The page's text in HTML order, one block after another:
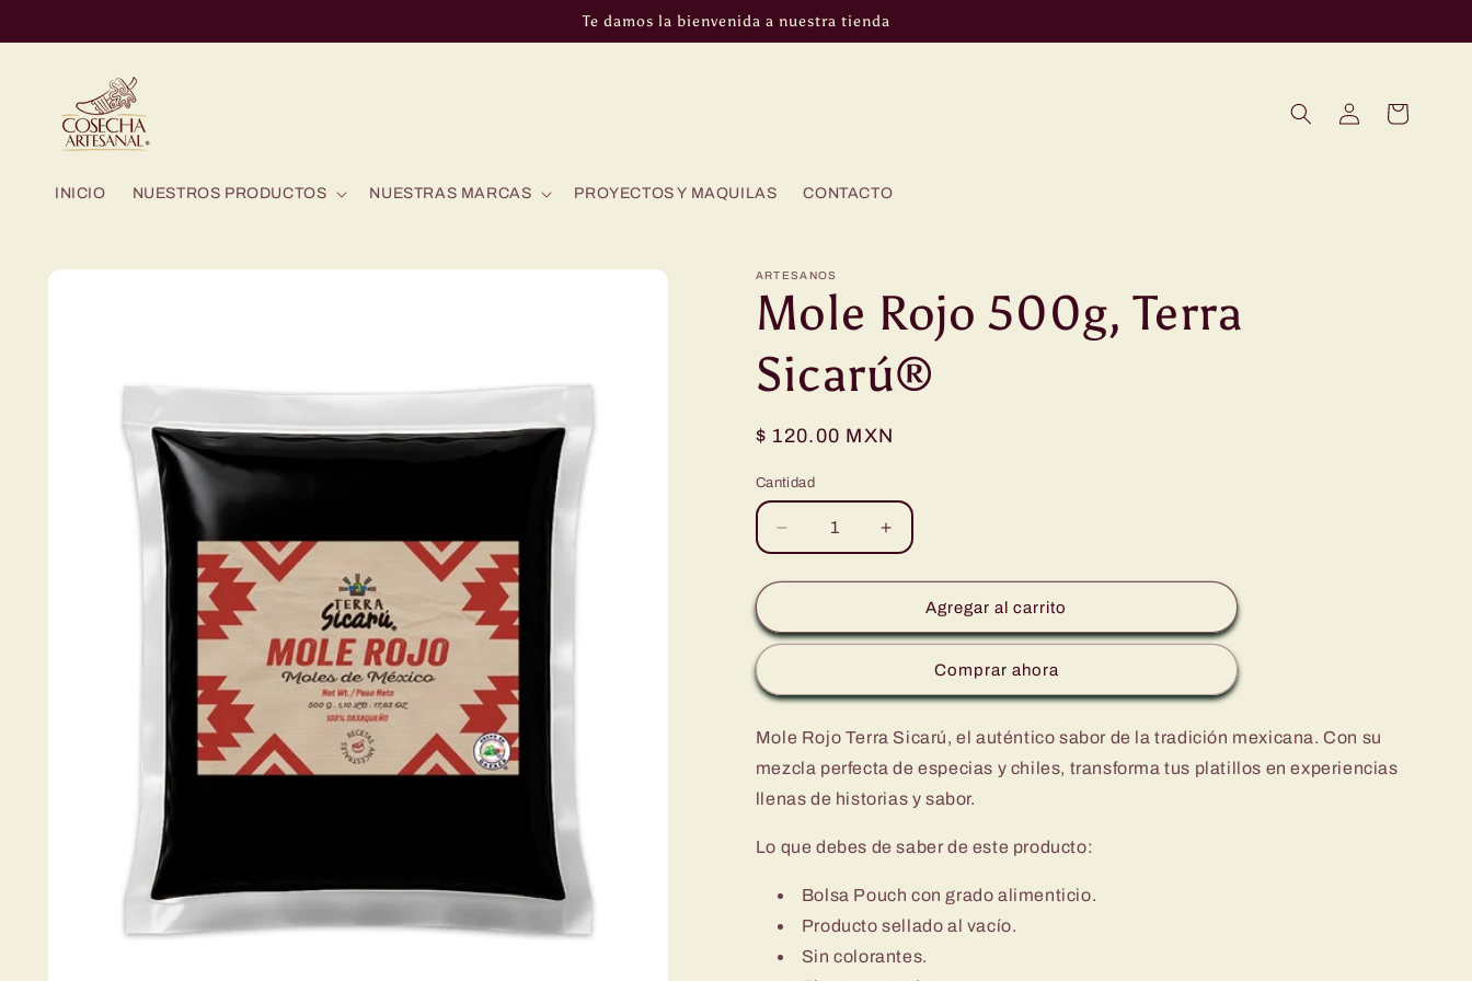
al contenido
Te damos la bienvenida a nuestra tienda
INICIO NUESTROS PRODUCTOS NUESTRAS MARCAS PROYECTOS Y MAQUILAS CONTACTO
sesión
Carrito
directamente
ARTESANOS
Mole Rojo 500g, Terra
Sicarú®
Precio
$ 120.00 MXN
Cantidad
Reducir
cantidad
para
Rojo
500g,
Sicarú®
Aumentar
cantidad
para
Mole
Rojo
500g,
Sicarú®
Agregar al carrito
Comprar ahora
Mole Rojo Terra Sicarú, el auténtico sabor de la tradición mexicana. Con su
mezcla perfecta de especias y chiles, transforma tus platillos en experiencias
llenas de historias y sabor.
Lo que debes de saber de este producto:
Bolsa Pouch con grado alimenticio.
Producto sellado al vacío.
Sin colorantes.